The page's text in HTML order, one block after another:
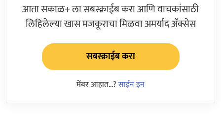
आता सकाळ+ ला सबस्क्राईब करा आणि वाचकांसाठी
लिहिलेल्या खास मजकूराचा मिळवा अमर्याद ॲक्सेस
सबस्क्राईब करा
मेंबर आहात...?साईन इन